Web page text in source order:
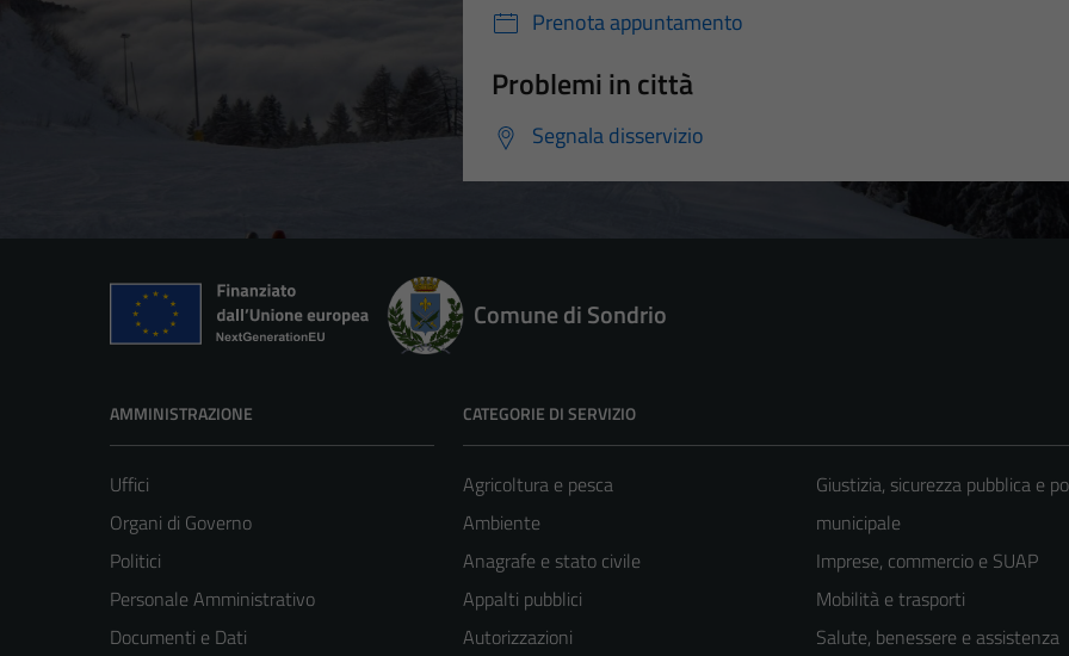
Prenota appuntamento
Problemi in città
Segnala disservizio
Comune di Sondrio
AMMINISTRAZIONE
Uffici
Organi di Governo
Politici
Personale Amministrativo
Documenti e Dati
CATEGORIE DI SERVIZIO
Agricoltura e pesca
Ambiente
Anagrafe e stato civile
Appalti pubblici
Autorizzazioni
Giustizia, sicurezza pubblica e
municipale
Imprese, commercio e SUAP
Mobilità e trasporti
Salute, benessere e assistenza